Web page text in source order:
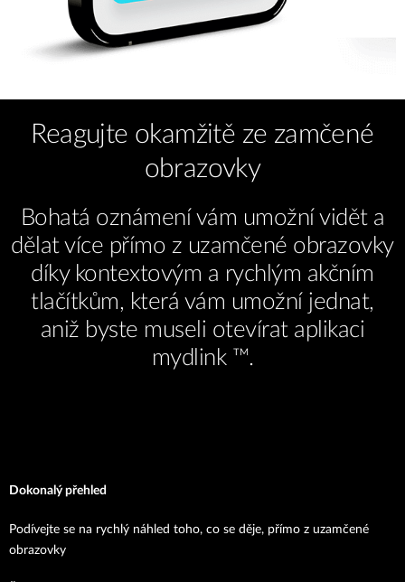
Reagujte okamžitě ze zamčené
obrazovky
Bohatá oznámení vám umožní vidět a
dělat více přímo z uzamčené obrazovky
díky kontextovým a rychlým akčním
tlačítkům, která vám umožní jednat,
aniž byste museli otevírat aplikaci
mydlink ™.
Dokonalý přehled
Podívejte se na rychlý náhled toho, co se děje, přímo z uzamčené
obrazovky